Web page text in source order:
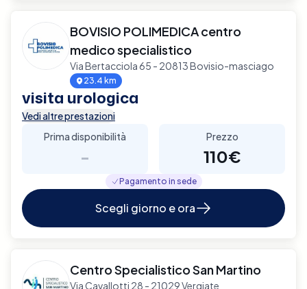
BOVISIO POLIMEDICA centro
medico specialistico
Via Bertacciola 65 - 20813 Bovisio-masciago
23.4 km
visita urologica
Vedi altre prestazioni
Prima disponibilità
-
Prezzo
110€
Pagamento in sede
Scegli giorno e ora
Centro Specialistico San Martino
Via Cavallotti 28 - 21029 Vergiate